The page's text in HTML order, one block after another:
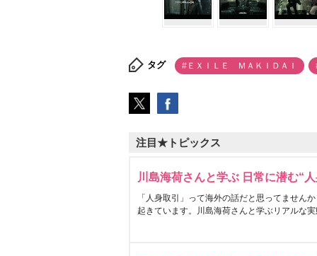
タグ #ＥＸＩＬＥ ＭＡＫＩＤＡＩ
注目★トピックス
川島海荷さんと学ぶ 日常に潜む“
「人身取引」って海外の話だと思ってません
起きています。川島海荷さんと学ぶリアルな